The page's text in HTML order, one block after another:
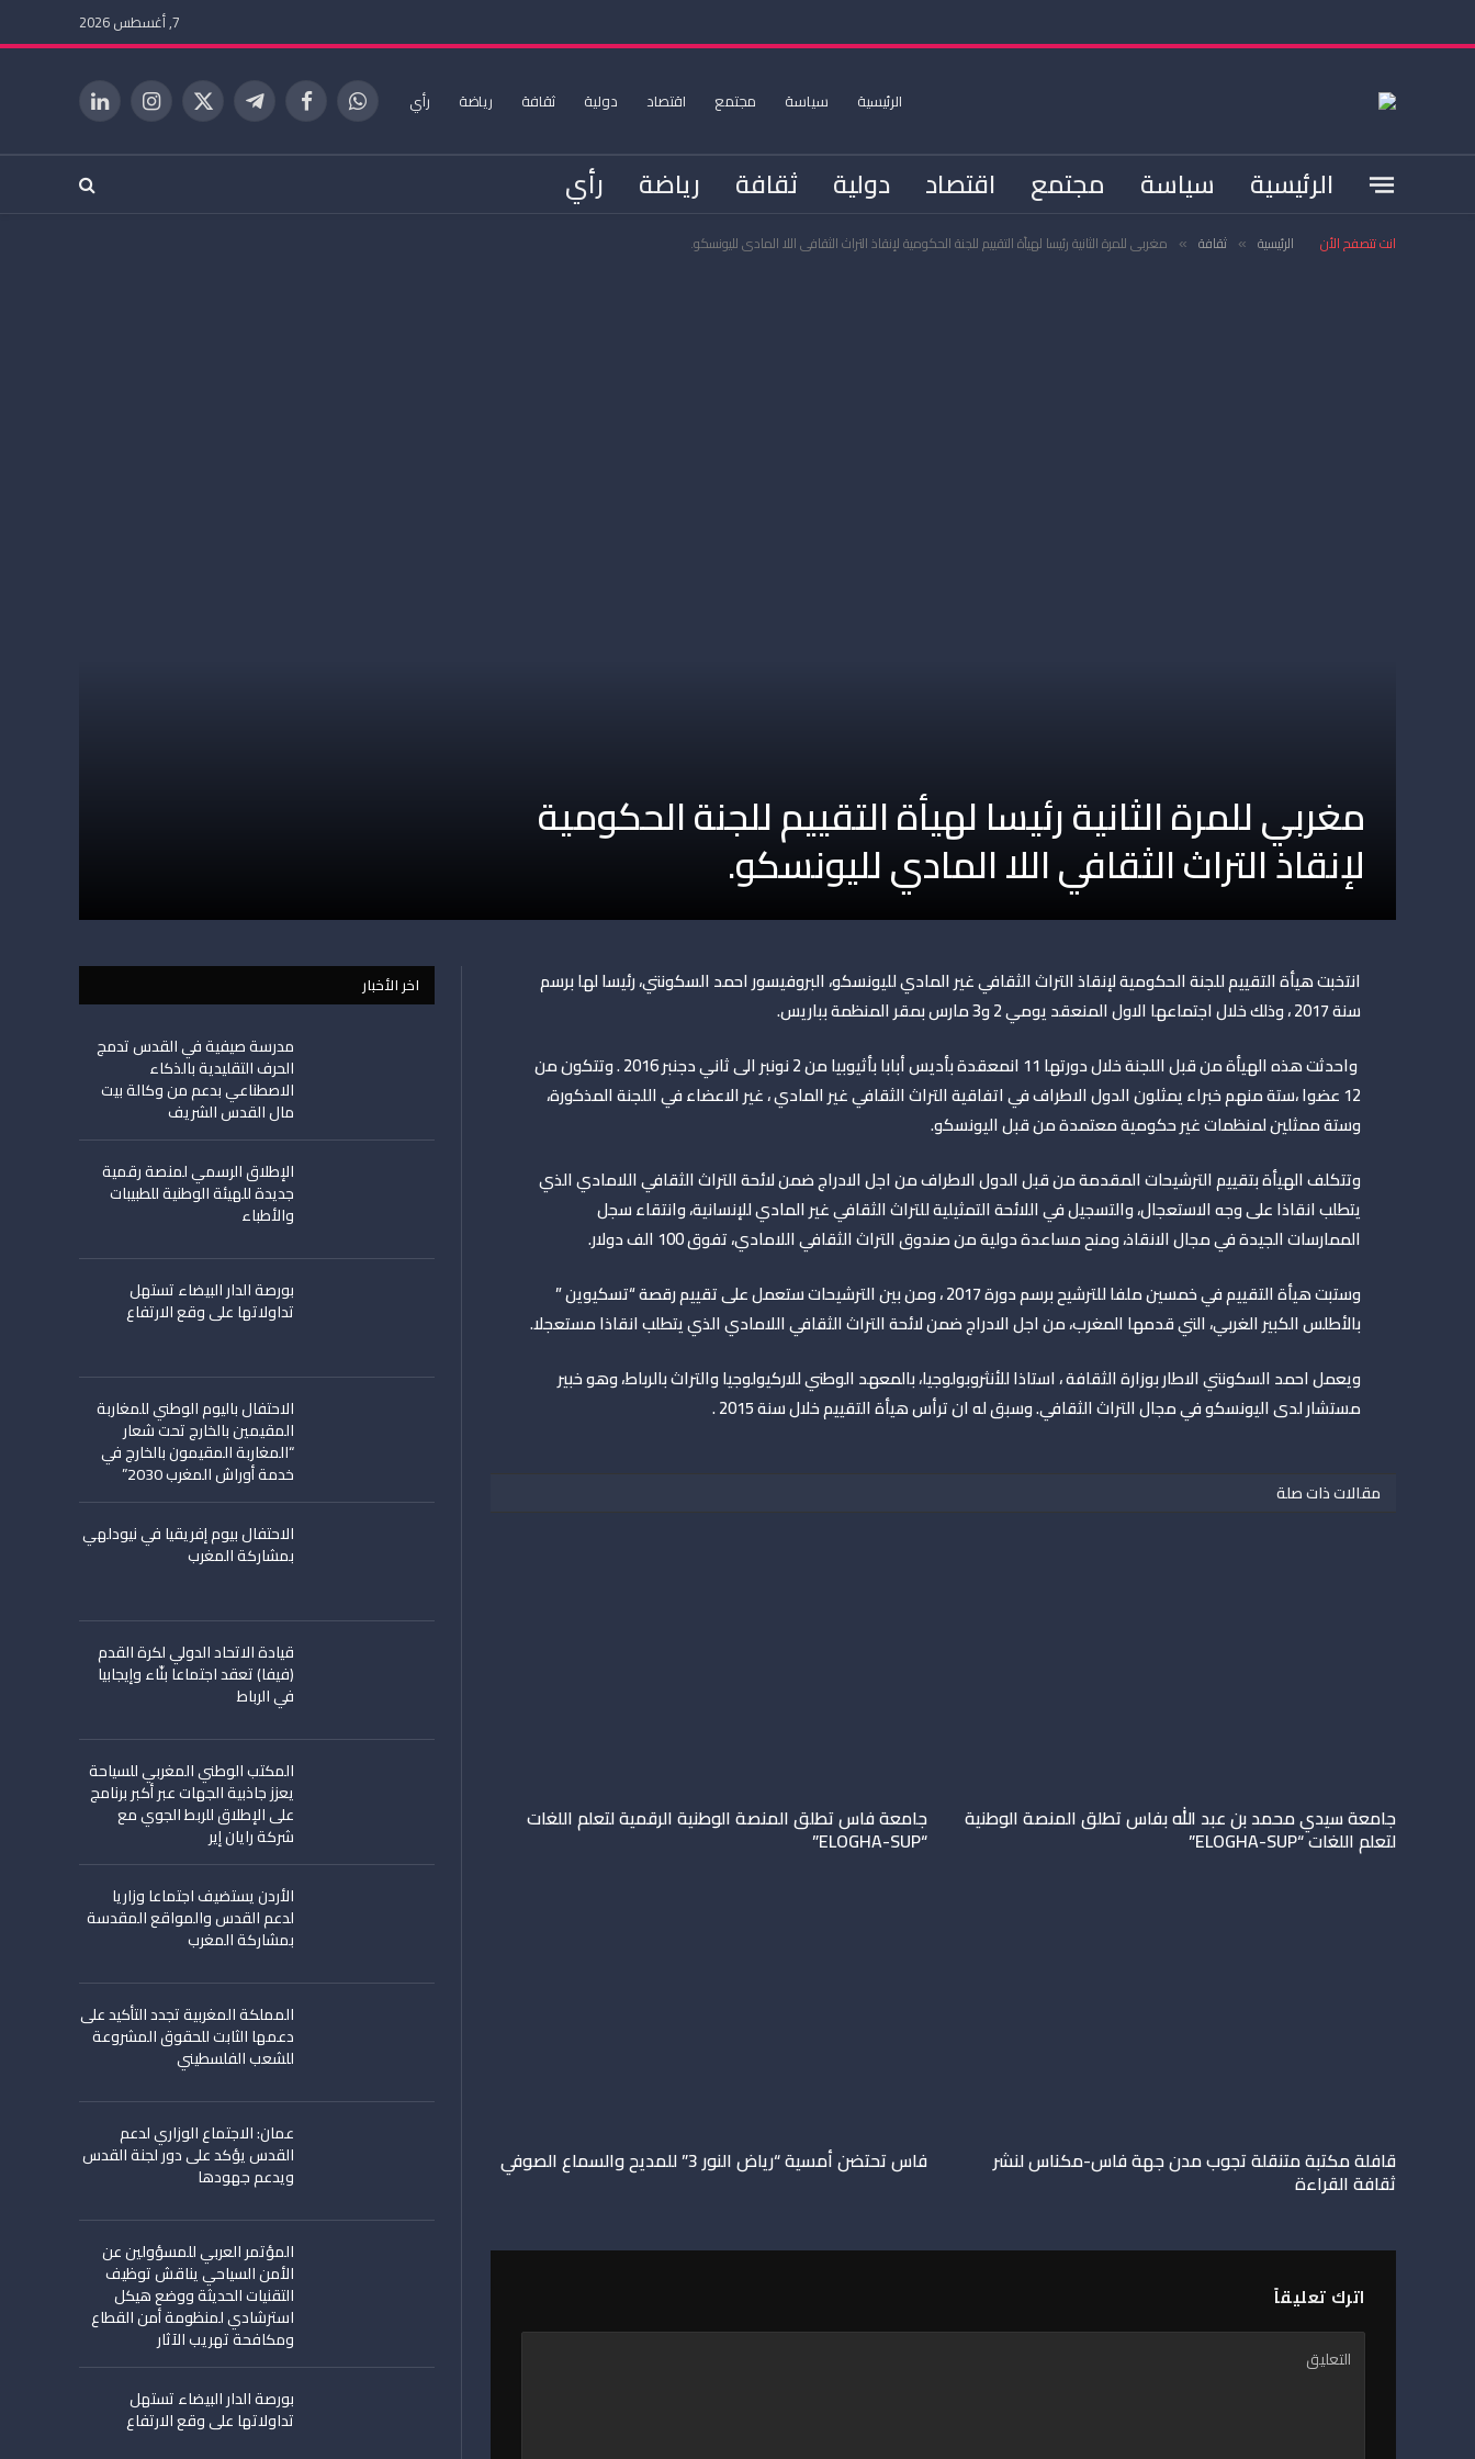
7, أغسطس 2026
الرئيسية سياسة مجتمع اقتصاد دولية ثقافة رياضة رأي واتساب فيسبوكتيلقرام X
الانستغراملينكدإن
الرئيسية سياسة مجتمع اقتصاد دولية ثقافة رياضة رأي
انت تتصفح الأن الرئيسية » ثقافة » مغربي للمرة الثانية رئيسا لهيأة التقييم للجنة الحكومية لإنقاذ التراث الثقافي اللا المادي لليونسكو.
مغربي للمرة الثانية رئيسا لهيأة التقييم للجنة الحكومية
لإنقاذ التراث الثقافي اللا المادي لليونسكو.
انتخبت هيأة التقييم للجنة الحكومية لإنقاذ التراث الثقافي غير المادي لليونسكو، البروفيسور احمد السكونتي، رئيسا لها برسم
سنة 2017 ، وذلك خلال اجتماعها الاول المنعقد يومي 2 و3 مارس بمقر المنظمة بباريس
.
واحدثت هذه الهيأة من قبل اللجنة خلال دورتها 11 انمعقدة بأديس أبابا بأثيوبيا من 2 نونبر الى ثاني دجنبر 2016 . وتتكون من
12 عضوا ،ستة منهم خبراء يمثلون الدول الاطراف في اتفاقية التراث الثقافي غير المادي ، غير الاعضاء في اللجنة المذكورة،
وستة ممثلين لمنظمات غير حكومية معتمدة من قبل اليونسكو.
وتتكلف الهيأة بتقييم الترشيحات المقدمة من قبل الدول الاطراف من اجل الادراج ضمن لائحة التراث الثقافي اللامادي الذي
يتطلب انقاذا على وجه الاستعجال، والتسجيل في اللائحة التمثيلية للتراث الثقافي غير المادي للإنسانية، وانتقاء سجل
الممارسات الجيدة في مجال الانقاذ، ومنح مساعدة دولية من صندوق التراث الثقافي اللامادي، تفوق 100 الف دولار
.
وستبت هيأة التقييم في خمسين ملفا للترشيح برسم دورة 2017 ، ومن بين الترشيحات ستعمل على تقييم رقصة “تسكيوين ”
بالأطلس الكبير الغربي، التي قدمها المغرب، من اجل الادراج ضمن لائحة التراث الثقافي اللامادي الذي يتطلب انقاذا مستعجلا.
ويعمل احمد السكونتي الاطار بوزارة الثقافة ، استاذا للأنثروبولوجيا، بالمعهد الوطني للاركيولوجيا والتراث بالرباط، وهو خبير
مستشار لدى اليونسكو في مجال التراث الثقافي. وسبق له ان ترأس هيأة التقييم خلال سنة 2015
.
مقالات ذات صلة
جامعة سيدي محمد بن عبد الله بفاس تطلق المنصة الوطنية
لتعلم اللغات “ELOGHA-SUP”
جامعة فاس تطلق المنصة الوطنية الرقمية لتعلم اللغات
“ELOGHA-SUP”
قافلة مكتبة متنقلة تجوب مدن جهة فاس-مكناس لنشر
ثقافة القراءة
فاس تحتضن أمسية “رياض النور 3” للمديح والسماع الصوفي
اترك تعليقاً
اخر الأخبار
مدرسة صيفية في القدس تدمج
الحرف التقليدية بالذكاء
الاصطناعي بدعم من وكالة بيت
مال القدس الشريف
الإطلاق الرسمي لمنصة رقمية
جديدة للهيئة الوطنية للطبيبات
والأطباء
بورصة الدار البيضاء تستهل
تداولاتها على وقع الارتفاع
الاحتفال باليوم الوطني للمغاربة
المقيمين بالخارج تحت شعار
“المغاربة المقيمون بالخارج في
خدمة أوراش المغرب 2030”
الاحتفال بيوم إفريقيا في نيودلهي
بمشاركة المغرب
قيادة الاتحاد الدولي لكرة القدم
(فيفا) تعقد اجتماعا بنّاء وإيجابيا
في الرباط
المكتب الوطني المغربي للسياحة
يعزز جاذبية الجهات عبر أكبر برنامج
على الإطلاق للربط الجوي مع
شركة رايان إير
الأردن يستضيف اجتماعا وزاريا
لدعم القدس والمواقع المقدسة
بمشاركة المغرب
المملكة المغربية تجدد التأكيد على
دعمها الثابت للحقوق المشروعة
للشعب الفلسطيني
عمان: الاجتماع الوزاري لدعم
القدس يؤكد على دور لجنة القدس
ويدعم جهودها
المؤتمر العربي للمسؤولين عن
الأمن السياحي يناقش توظيف
التقنيات الحديثة ووضع هيكل
استرشادي لمنظومة أمن القطاع
ومكافحة تهريب الآثار
بورصة الدار البيضاء تستهل
تداولاتها على وقع الارتفاع